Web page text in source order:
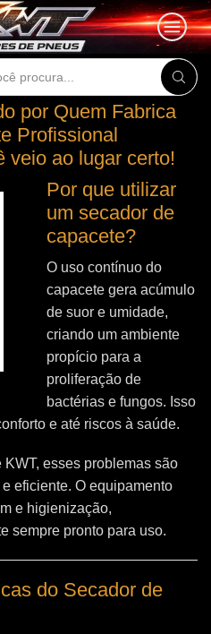
Search
por Quem Fabrica
Profissional
veio ao lugar certo!
Por que utilizar
um secador de
capacete?
O uso contínuo do
capacete gera acúmulo
de suor e umidade,
criando um ambiente
propício para a
proliferação de
bactérias e fungos. Isso
e até riscos à saúde.
esses problemas são
eficiente. O equipamento
e higienização,
sempre pronto para uso.
do Secador de